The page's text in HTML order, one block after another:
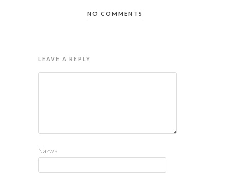
NO COMMENTS
LEAVE A REPLY
Nazwa